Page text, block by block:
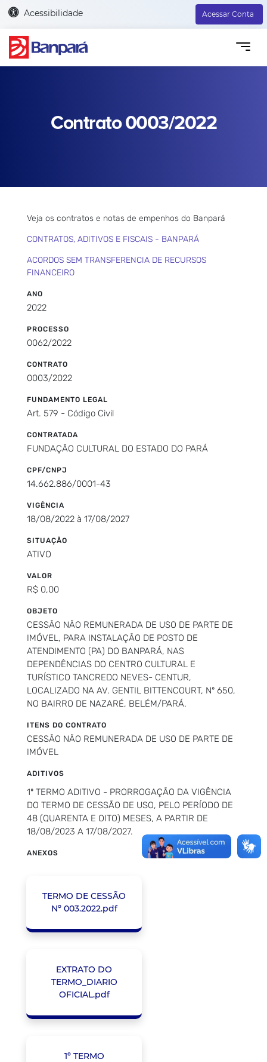
Acessibilidade Acessar Conta
Contrato 0003/2022
Veja os contratos e notas de empenhos do Banpará
CONTRATOS, ADITIVOS E FISCAIS - BANPARÁ
ACORDOS SEM TRANSFERENCIA DE RECURSOS
FINANCEIRO
ANO
2022
PROCESSO
0062/2022
CONTRATO
0003/2022
FUNDAMENTO LEGAL
Art. 579 - Código Civil
CONTRATADA
FUNDAÇÃO CULTURAL DO ESTADO DO PARÁ
CPF/CNPJ
14.662.886/0001-43
VIGÊNCIA
18/08/2022 à 17/08/2027
SITUAÇÃO
ATIVO
VALOR
R$ 0,00
OBJETO
CESSÃO NÃO REMUNERADA DE USO DE PARTE DE
IMÓVEL, PARA INSTALAÇÃO DE POSTO DE
ATENDIMENTO (PA) DO BANPARÁ, NAS
DEPENDÊNCIAS DO CENTRO CULTURAL E
TURÍSTICO TANCREDO NEVES- CENTUR,
LOCALIZADO NA AV. GENTIL BITTENCOURT, Nº 650,
NO BAIRRO DE NAZARÉ, BELÉM/PARÁ.
ITENS DO CONTRATO
CESSÃO NÃO REMUNERADA DE USO DE PARTE DE
IMÓVEL
ADITIVOS
1º TERMO ADITIVO - PRORROGAÇÃO DA VIGÊNCIA
DO TERMO DE CESSÃO DE USO, PELO PERÍODO DE
48 (QUARENTA E OITO) MESES, A PARTIR DE
18/08/2023 A 17/08/2027.
ANEXOS
TERMO DE CESSÃO
Nº 003.2022.pdf
EXTRATO DO
TERMO_DIARIO
OFICIAL.pdf
1º TERMO